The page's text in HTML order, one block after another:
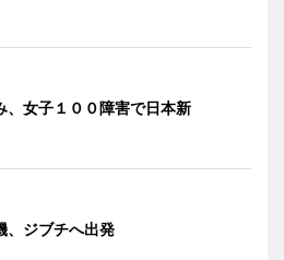
、女子１００障害で日本新
、ジブチへ出発